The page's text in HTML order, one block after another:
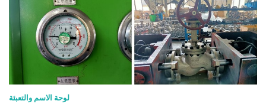
لوحة الاسم والتعبئة